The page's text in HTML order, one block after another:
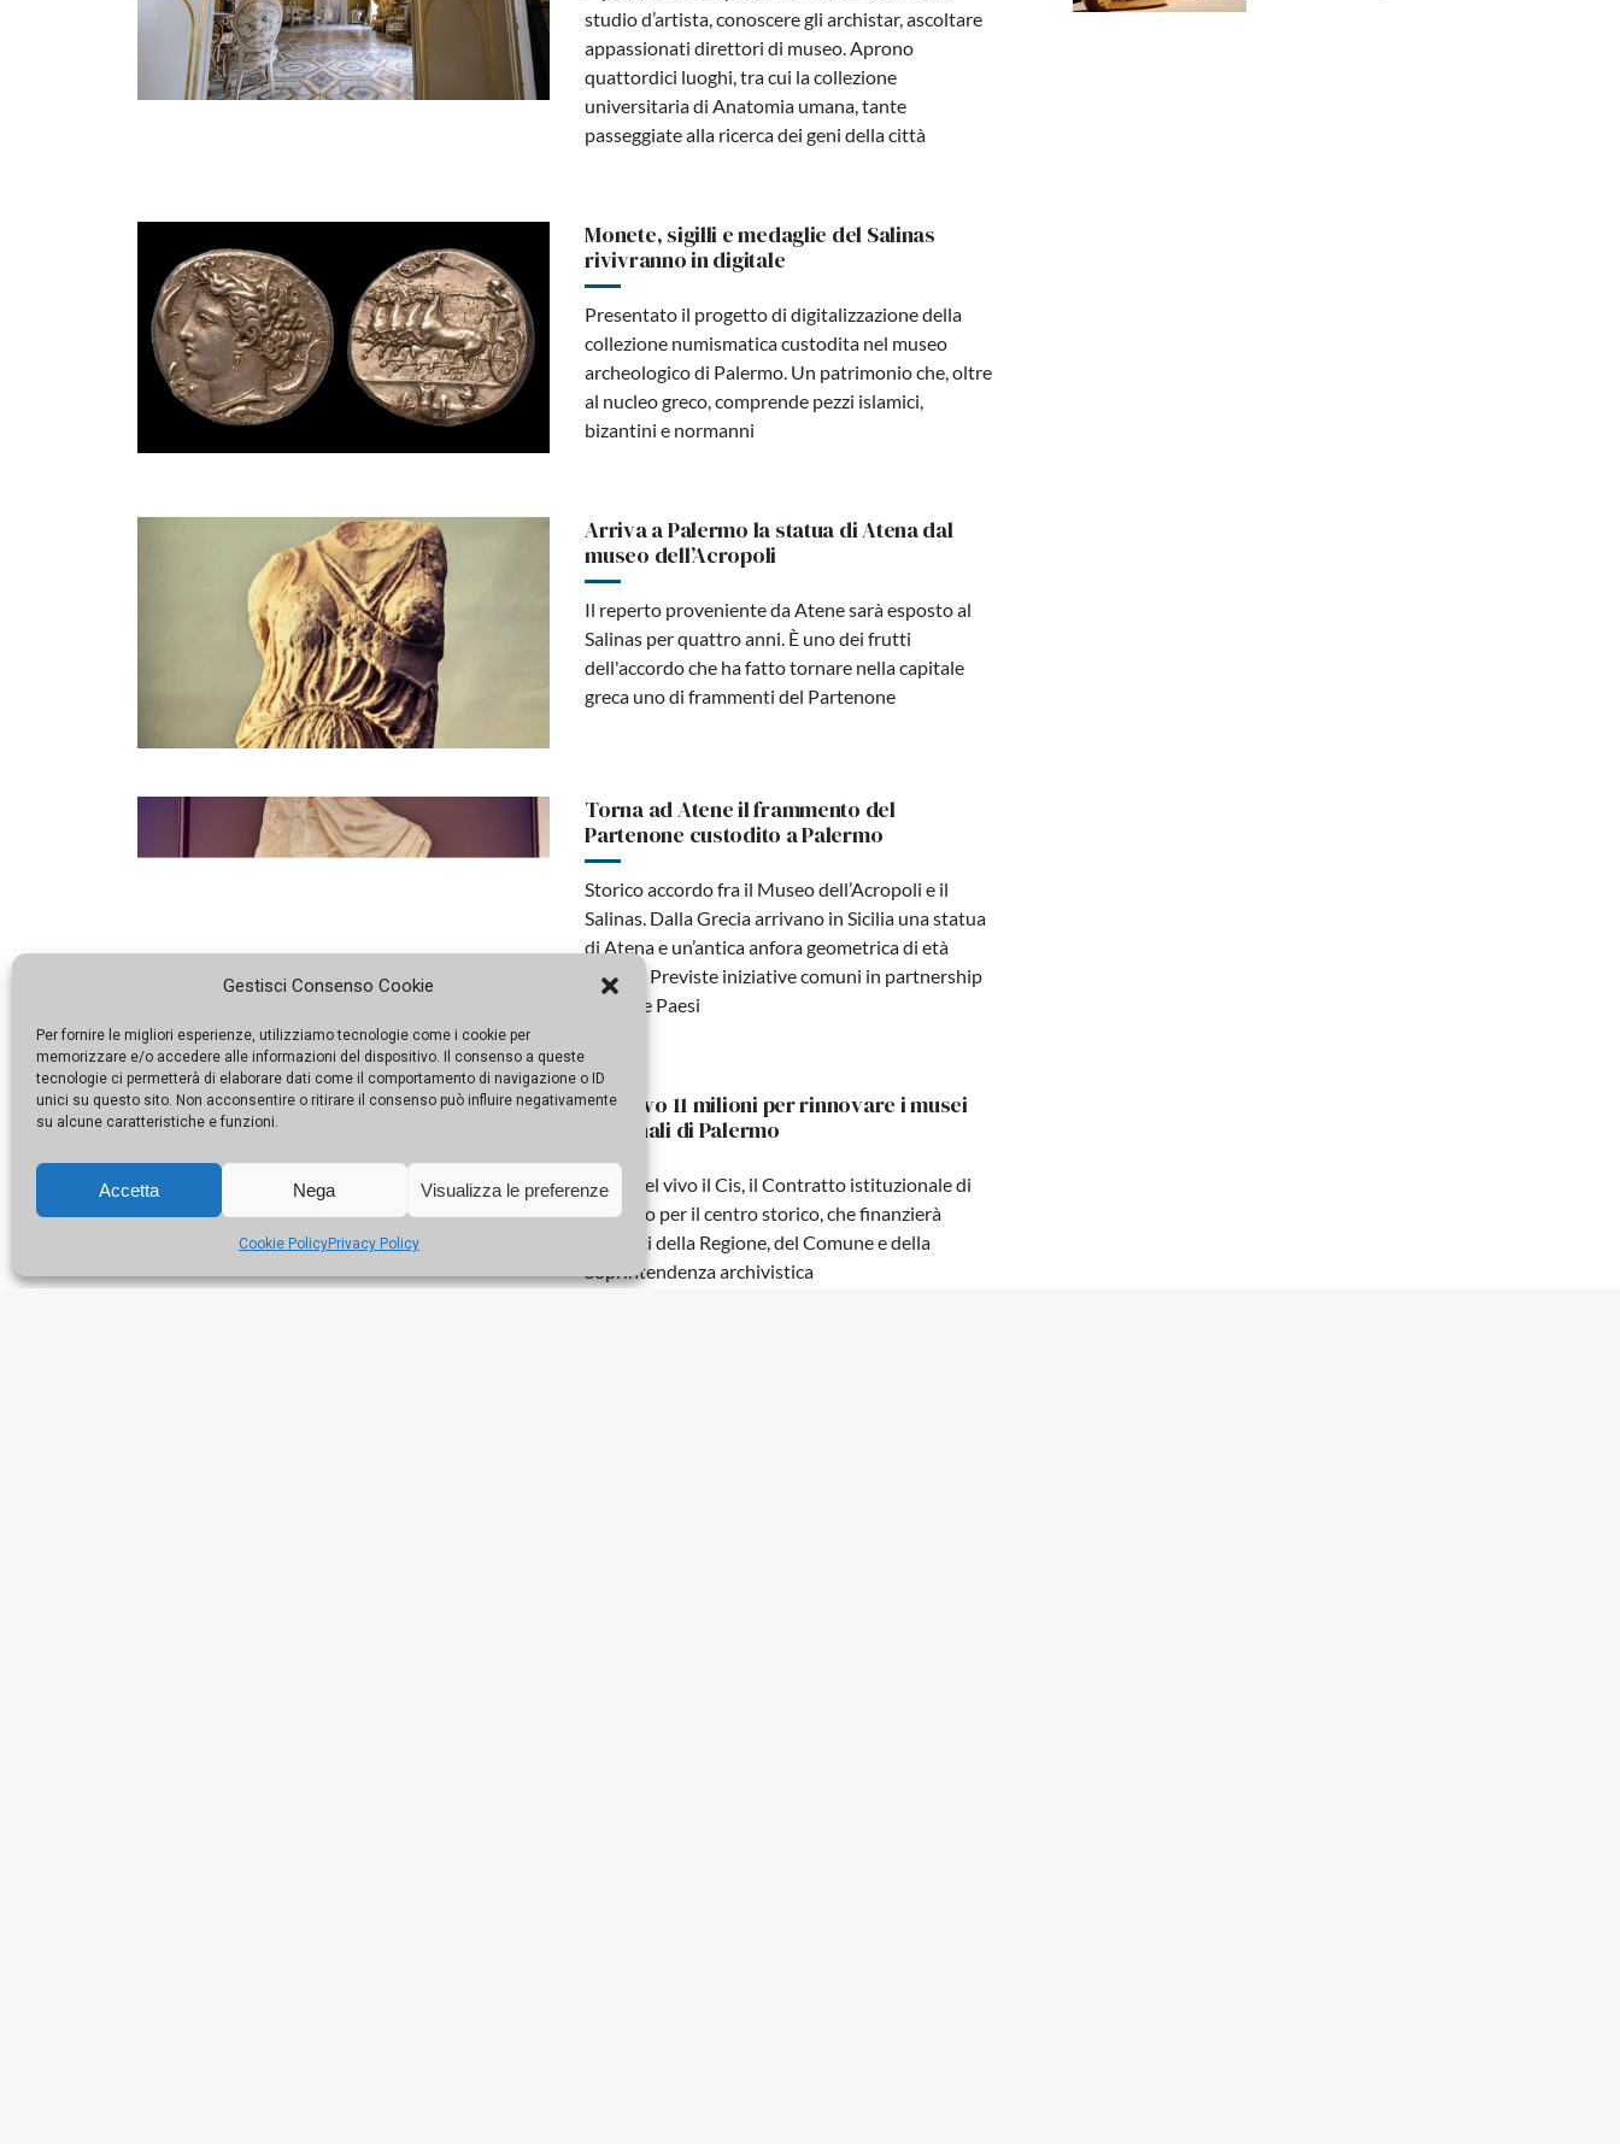
Gestisci Consenso Cookie
Per fornire le migliori esperienze, utilizziamo tecnologie come i cookie per
memorizzare e/o accedere alle informazioni del dispositivo. Il consenso a queste
tecnologie ci permetterà di elaborare dati come il comportamento di navigazione o ID
unici su questo sito. Non acconsentire o ritirare il consenso può influire negativamente
su alcune caratteristiche e funzioni.
Accetta Nega Visualizza le preferenze
Cookie PolicyPrivacy Policy
studio d’artista, conoscere gli archistar, ascoltare
appassionati direttori di museo. Aprono
quattordici luoghi, tra cui la collezione
universitaria di Anatomia umana, tante
passeggiate alla ricerca dei geni della città
Monete, sigilli e medaglie del Salinas
rivivranno in digitale
Presentato il progetto di digitalizzazione della
collezione numismatica custodita nel museo
archeologico di Palermo. Un patrimonio che, oltre
al nucleo greco, comprende pezzi islamici,
bizantini e normanni
Arriva a Palermo la statua di Atena dal
museo dell’Acropoli
Il reperto proveniente da Atene sarà esposto al
Salinas per quattro anni. È uno dei frutti
dell'accordo che ha fatto tornare nella capitale
greca uno di frammenti del Partenone
Torna ad Atene il frammento del
Partenone custodito a Palermo
Storico accordo fra il Museo dell’Acropoli e il
Salinas. Dalla Grecia arrivano in Sicilia una statua
di Atena e un’antica anfora geometrica di età
arcaica. Previste iniziative comuni in partnership
tra i due Paesi
La Testa di Ade arriva a Palermo: Barbablù
al Salinas per tre giorni
Il reperto proveniente dal museo di Aidone è
arrivato nel capoluogo in occasione della
presentazione del festival che si svolgerà a
Morgantina